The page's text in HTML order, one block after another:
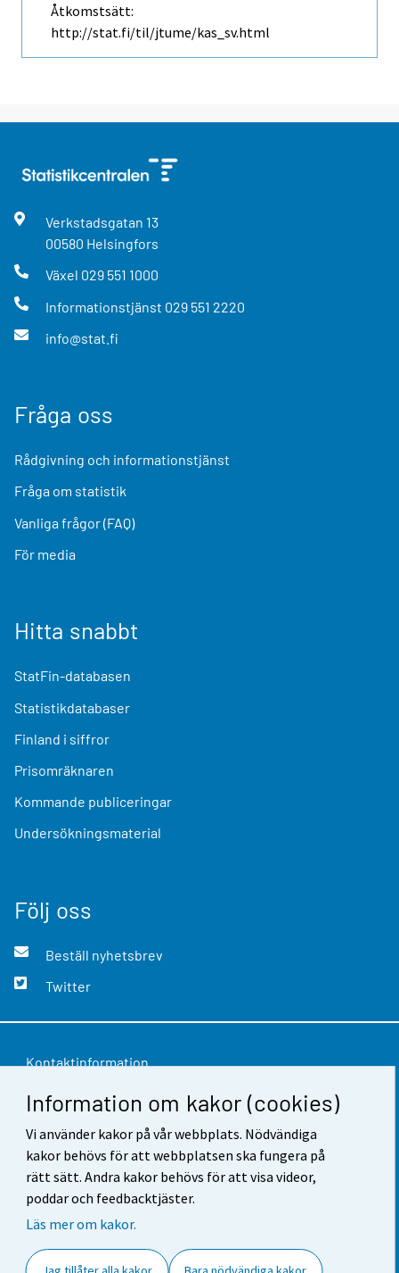
Information om kakor (cookies)
Vi använder kakor på vår webbplats. Nödvändiga
kakor behövs för att webbplatsen ska fungera på
rätt sätt. Andra kakor behövs för att visa videor,
poddar och feedbacktjäster.
Läs mer om kakor.
Åtkomstsätt:
http://stat.fi/til/jtume/kas_sv.html
Verkstadsgatan 13
00580 Helsingfors
Växel 029 551 1000
Informationstjänst 029 551 2220
info@stat.fi
Fråga oss
Rådgivning och informationstjänst
Fråga om statistik
Vanliga frågor (FAQ)
För media
Hitta snabbt
StatFin-databasen
Statistikdatabaser
Finland i siffror
Prisomräknaren
Kommande publiceringar
Undersökningsmaterial
Följ oss
Beställ nyhetsbrev
Twitter
Kontaktinformation
Respons
Användarvillkor
Dataskydd
Tillgänglighet